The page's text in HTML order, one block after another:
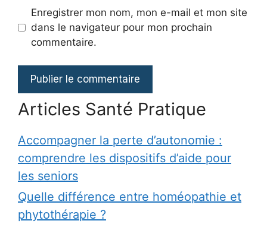
Enregistrer mon nom, mon e-mail et mon site
dans le navigateur pour mon prochain
commentaire.
Articles Santé Pratique
Accompagner la perte d’autonomie :
comprendre les dispositifs d’aide pour
les seniors
Quelle différence entre homéopathie et
phytothérapie ?